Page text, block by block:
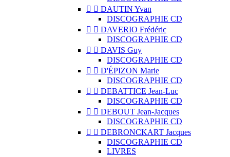
  DAUTIN Yvan
DISCOGRAPHIE CD
  DAVERIO Frédéric
DISCOGRAPHIE CD
  DAVIS Guy
DISCOGRAPHIE CD
  D'ÉPIZON Marie
DISCOGRAPHIE CD
  DEBATTICE Jean-Luc
DISCOGRAPHIE CD
  DEBOUT Jean-Jacques
DISCOGRAPHIE CD
  DEBRONCKART Jacques
DISCOGRAPHIE CD
LIVRES